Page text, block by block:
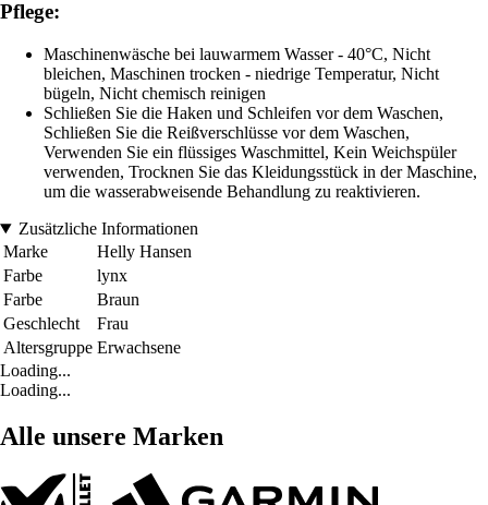
Pflege:
Maschinenwäsche bei lauwarmem Wasser - 40°C, Nicht
bleichen, Maschinen trocken - niedrige Temperatur, Nicht
bügeln, Nicht chemisch reinigen
Schließen Sie die Haken und Schleifen vor dem Waschen,
Schließen Sie die Reißverschlüsse vor dem Waschen,
Verwenden Sie ein flüssiges Waschmittel, Kein Weichspüler
verwenden, Trocknen Sie das Kleidungsstück in der Maschine,
um die wasserabweisende Behandlung zu reaktivieren.
Zusätzliche Informationen
Marke
Helly Hansen
Farbe
lynx
Farbe
Braun
Geschlecht
Frau
Altersgruppe Erwachsene
Loading...
Loading...
Alle unsere Marken